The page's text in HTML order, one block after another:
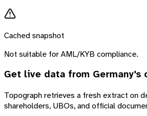
Cached snapshot
Not suitable for AML/KYB compliance.
Get live data from Germany's
Topograph retrieves a fresh extract on
shareholders, UBOs, and official